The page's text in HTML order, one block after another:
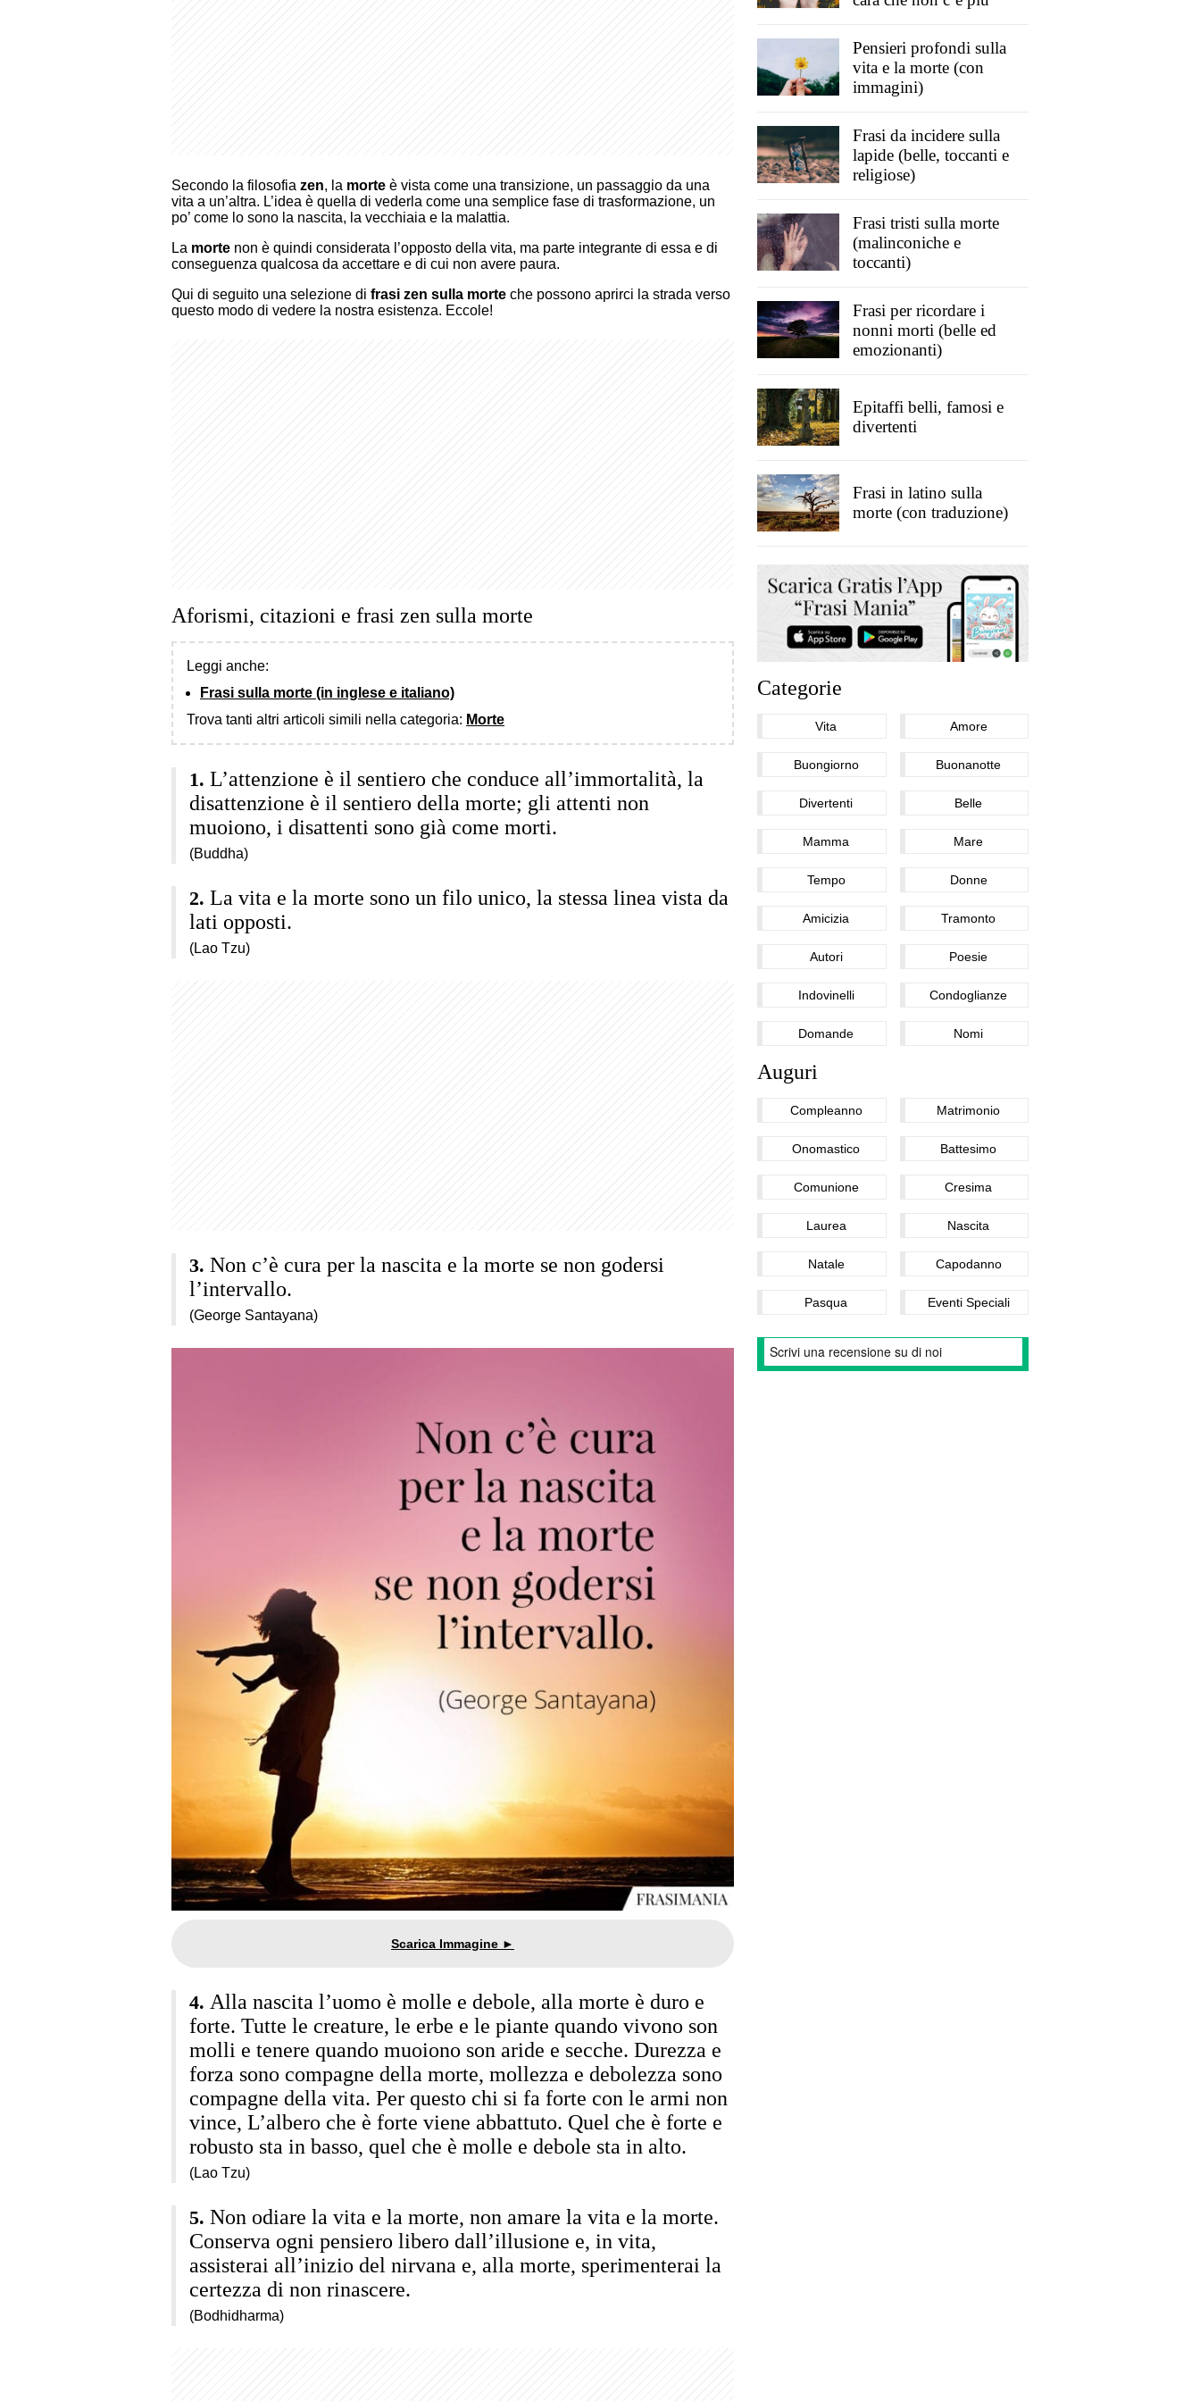
Secondo la filosofia zen, la morte è vista come una transizione, un passaggio da una
vita a un’altra. L’idea è quella di vederla come una semplice fase di trasformazione, un
po’ come lo sono la nascita, la vecchiaia e la malattia.
La morte non è quindi considerata l’opposto della vita, ma parte integrante di essa e di
conseguenza qualcosa da accettare e di cui non avere paura.
Qui di seguito una selezione di frasi zen sulla morte che possono aprirci la strada verso
questo modo di vedere la nostra esistenza. Eccole!
Aforismi, citazioni e frasi zen sulla morte
Leggi anche:
Frasi sulla morte (in inglese e italiano)
Trova tanti altri articoli simili nella categoria: Morte
L’attenzione è il sentiero che conduce all’immortalità, la
disattenzione è il sentiero della morte; gli attenti non
muoiono, i disattenti sono già come morti.
(Buddha)
La vita e la morte sono un filo unico, la stessa linea vista da
lati opposti.
(Lao Tzu)
Non c’è cura per la nascita e la morte se non godersi
l’intervallo.
(George Santayana)
Alla nascita l’uomo è molle e debole, alla morte è duro e
forte. Tutte le creature, le erbe e le piante quando vivono son
molli e tenere quando muoiono son aride e secche. Durezza e
forza sono compagne della morte, mollezza e debolezza sono
compagne della vita. Per questo chi si fa forte con le armi non
vince, L’albero che è forte viene abbattuto. Quel che è forte e
robusto sta in basso, quel che è molle e debole sta in alto.
(Lao Tzu)
Non odiare la vita e la morte, non amare la vita e la morte.
Conserva ogni pensiero libero dall’illusione e, in vita,
assisterai all’inizio del nirvana e, alla morte, sperimenterai la
certezza di non rinascere.
(Bodhidharma)
Pensieri profondi sulla
vita e la morte (con
immagini)
Frasi da incidere sulla
lapide (belle, toccanti e
religiose)
Frasi tristi sulla morte
(malinconiche e
toccanti)
Frasi per ricordare i
nonni morti (belle ed
emozionanti)
Epitaffi belli, famosi e
divertenti
Frasi in latino sulla
morte (con traduzione)
Categorie
Vita Amore
Buongiorno Buonanotte
Divertenti Belle
Mamma Mare
Tempo Donne
Amicizia Tramonto
Autori Poesie
Indovinelli Condoglianze
Domande Nomi
Auguri
Compleanno Matrimonio
Onomastico Battesimo
Comunione Cresima
Laurea Nascita
Natale Capodanno
Pasqua Eventi Speciali